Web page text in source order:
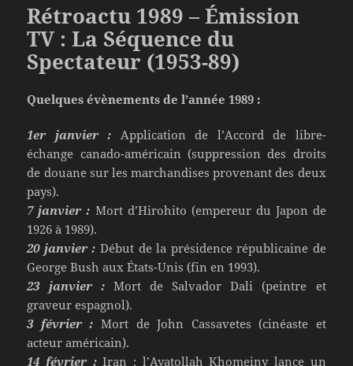
Rétroactu 1989 – Émission
TV : La Séquence du
Spectateur (1953-89)
Quelques évènements de l’année 1989 :
1er janvier :
Application de l’Accord de libre-
échange canado-américain (suppression des droits
de douane sur les marchandises provenant des deux
pays).
7 janvier : Mort d’Hirohito (empereur du Japon de
1926 à 1989).
20 janvier : Début de la présidence républicaine de
George Bush aux États-Unis (fin en 1993).
23 janvier : Mort de Salvador Dali (peintre et
graveur espagnol).
3 février : Mort de John Cassavetes (cinéaste et
acteur américain).
14 février : Iran : l’Ayatollah Khomeiny lance un